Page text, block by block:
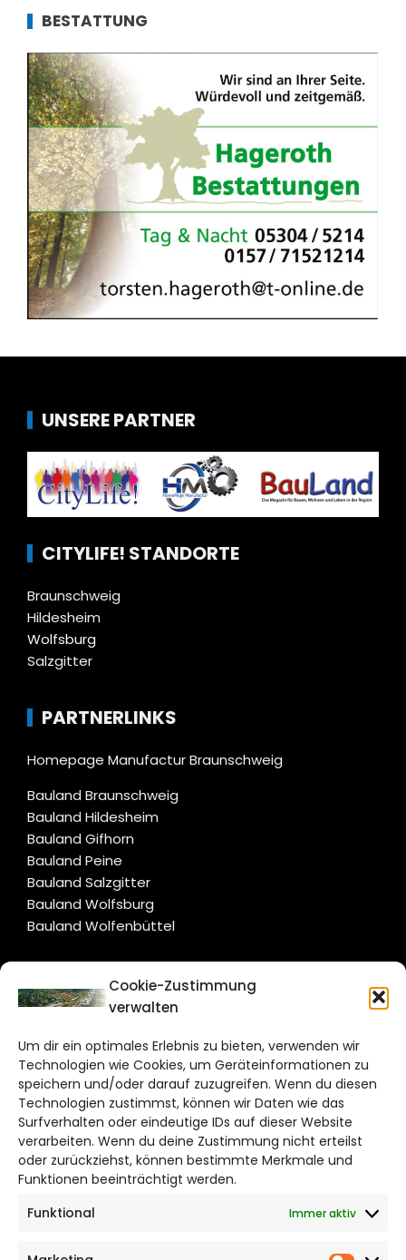
Cookie-Zustimmung
verwalten
Um dir ein optimales Erlebnis zu bieten, verwenden wir
Technologien wie Cookies, um Geräteinformationen zu
speichern und/oder darauf zuzugreifen. Wenn du diesen
Technologien zustimmst, können wir Daten wie das
Surfverhalten oder eindeutige IDs auf dieser Website
verarbeiten. Wenn du deine Zustimmung nicht erteilst
oder zurückziehst, können bestimmte Merkmale und
Funktionen beeinträchtigt werden.
Funktional
Immer aktiv
BESTATTUNG
UNSERE PARTNER
CITYLIFE! STANDORTE
Braunschweig
Hildesheim
Wolfsburg
Salzgitter
PARTNERLINKS
Homepage Manufactur Braunschweig
Bauland Braunschweig
Bauland Hildesheim
Bauland Gifhorn
Bauland Peine
Bauland Salzgitter
Bauland Wolfsburg
Bauland Wolfenbüttel
CITYLIFE!
Bruchtorwall 12
38100 Braunschweig
Telefon: 0531 387220 – 65
DAS STADTMAGAZIN FÜR
WOLFSBURG
Impressum